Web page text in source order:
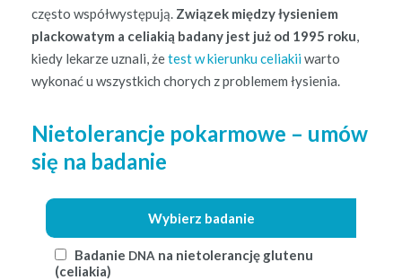
częs­to współwys­tępu­ją. Związek między łysie­niem
plack­owatym a celi­ak­ią badany jest już od 1995 roku,
kiedy lekarze uznali, żetest w kierunku celi­akiiwarto
wykon­ać u wszys­t­kich chorych z prob­le­mem łysienia.
Nietolerancje pokarmowe – umów
się na badanie
Wybierz badanie
Badanie DNA na nietol­er­ancję glutenu
(celi­akia)